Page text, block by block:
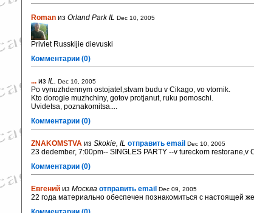
Roman из Orland Park IL Dec 10, 2005
Priviet Russkijie dievuski
Комментарии (0)
... из IL. Dec 10, 2005
Po vynuzhdennym ostojatel,stvam budu v Cikago, vo vtornik.
Kto dorogie muzhchiny, gotov protjanut, ruku pomoschi.
Uvidetsa, poznakomitsa....
Комментарии (0)
ZNAKOMSTVA из Skokie, IL отправить email Dec 10, 2005
23 dedember, 7:00pm-- SINGLES PARTY --v tureckom
Комментарии (0)
Евгений из Москва отправить email Dec 09, 2005
22 года материально обеспечен познакомиться с настоящей